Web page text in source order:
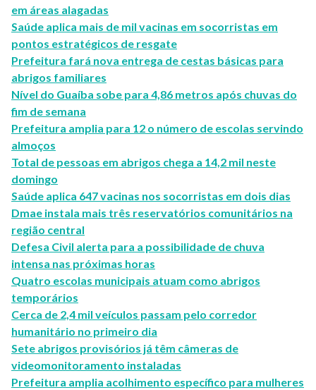
em áreas alagadas
Saúde aplica mais de mil vacinas em socorristas em
pontos estratégicos de resgate
Prefeitura fará nova entrega de cestas básicas para
abrigos familiares
Nível do Guaíba sobe para 4,86 metros após chuvas do
fim de semana
Prefeitura amplia para 12 o número de escolas servindo
almoços
Total de pessoas em abrigos chega a 14,2 mil neste
domingo
Saúde aplica 647 vacinas nos socorristas em dois dias
Dmae instala mais três reservatórios comunitários na
região central
Defesa Civil alerta para a possibilidade de chuva
intensa nas próximas horas
Quatro escolas municipais atuam como abrigos
temporários
Cerca de 2,4 mil veículos passam pelo corredor
humanitário no primeiro dia
Sete abrigos provisórios já têm câmeras de
videomonitoramento instaladas
Prefeitura amplia acolhimento específico para mulheres